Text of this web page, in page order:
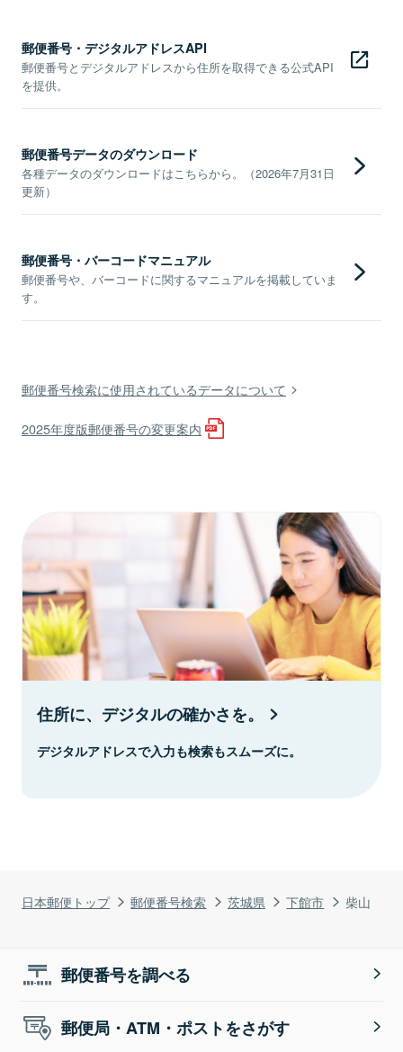
日本郵便トップ 郵便番号検索 茨城県 下館市 柴山
郵便番号・デジタルアドレスAPI
郵便番号とデジタルアドレスから住所を取得できる公式API
を提供。
郵便番号データのダウンロード
各種データのダウンロードはこちらから。（2026年7月31日
更新）
郵便番号・バーコードマニュアル
郵便番号や、バーコードに関するマニュアルを掲載していま
す。
郵便番号検索に使用されているデータについて
2025年度版郵便番号の変更案内
住所に、デジタルの確かさを。
デジタルアドレスで入力も検索もスムーズに。
郵便番号を調べる
郵便局・ATM・ポストをさがす